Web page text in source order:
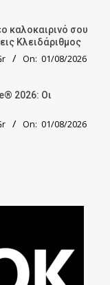
καλοκαιρινό σου
Κλειδάριθμος
On: 01/08/2026
2026: Οι
On: 01/08/2026